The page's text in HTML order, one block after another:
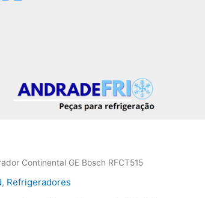
Continental GE Bosch RFCT515
, Refrigeradores